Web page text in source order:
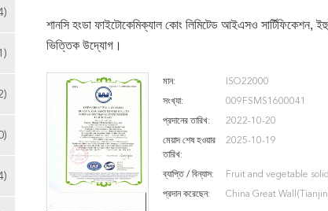
শানসি হংডা ফাইটোকেমিক্যাল কোং লিমিটেড আইএসও সার্টিফিকেশন,
ভিত্তিক উদ্যোগ।
মান: ISO22000
সংখ্যা: 009FSMS1600041
প্রদানের তারিখ: 2022-10-20
মেয়াদ শেষ হওয়ার
তারিখ:
2025-10-19
ব্যাপ্তি / বিন্যাস:
Fruit and vegetable solid
beverages
প্রদান করেছেন:
China Great